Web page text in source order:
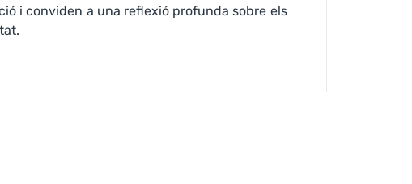
i conviden a una reflexió profunda sobre els